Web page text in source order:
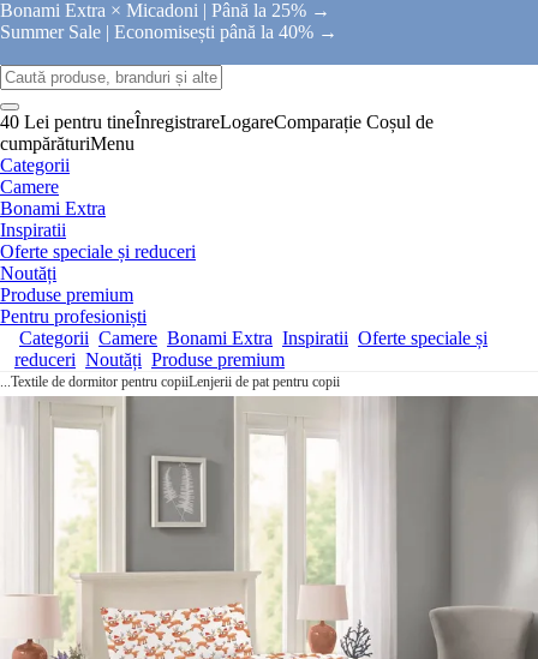
Bonami Extra × Micadoni | Până la 25% →
Summer Sale | Economisești până la 40% →
40 Lei pentru tineÎnregistrareLogareComparație Coșul de
cumpărăturiMenu
Categorii
Camere
Bonami Extra
Inspiratii
Oferte speciale și reduceri
Noutăți
Produse premium
Pentru profesioniști
Categorii Camere Bonami Extra Inspiratii Oferte speciale și
reduceri Noutăți Produse premium
...Textile de dormitor pentru copiiLenjerii de pat pentru copii